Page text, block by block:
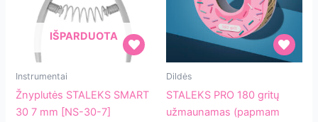
Žnyplutės
STALEKS
SMART
IŠPARDUOTA
Instrumentai
Žnyplutės STALEKS SMART
30 7 mm [NS-30-7]
STALEKS
Dildės
STALEKS PRO 180 gritų
užmaunamas (papmam